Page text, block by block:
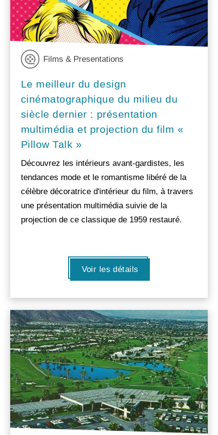
Films & Presentations
Le meilleur du design
cinématographique du milieu du
siècle dernier : présentation
multimédia et projection du film «
Pillow Talk »
Découvrez les intérieurs avant-gardistes, les
tendances mode et le romantisme libéré de la
célèbre décoratrice d'intérieur du film, à travers
une présentation multimédia suivie de la
projection de ce classique de 1959 restauré.
Voir les détails